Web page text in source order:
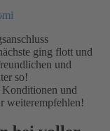
ging flott und
und
so!
Konditionen und
weiterempfehlen!